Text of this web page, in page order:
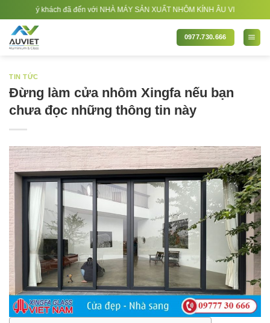
qua
nội
dung
đã đến với NHÀ MÁY SẢN XUẤT NHÔM KÍNH ÂU VIỆT. Nhà Sản xuất -
0977.730.666
TIN TỨC
Đừng làm cửa nhôm Xingfa nếu bạn
chưa đọc những thông tin này